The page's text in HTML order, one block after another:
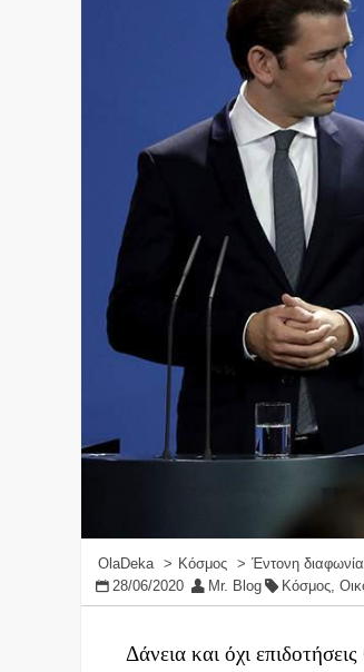
OlaDeka Κόσμος
Έντονη
28/06/2020
Mr. Blog Κόσμος,
Δάνεια και όχι